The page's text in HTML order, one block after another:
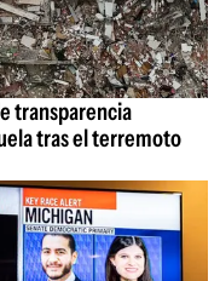
transparencia
tras el terremoto